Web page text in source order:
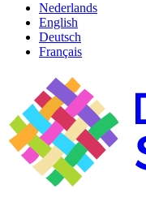
Nederlands
English
Deutsch
Français